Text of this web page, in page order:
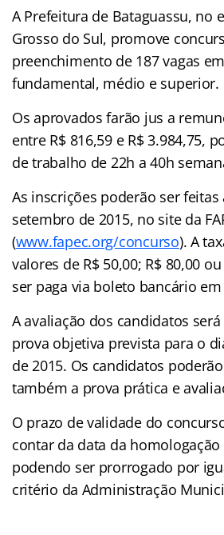
A Prefeitura de Bataguassu, no
Grosso do Sul, promove
preenchimento de 187 vagas
fundamental, médio e superior.
Os aprovados farão jus a
entre R$ 816,59 e R$ 3.984,75,
de trabalho de 22h a 40h
As inscrições poderão ser feitas
setembro de 2015, no site da
(www.fapec.org/concurso). A
valores de R$ 50,00; R$ 80,00
ser paga via boleto bancário
A avaliação dos candidatos
prova objetiva prevista para o
de 2015. Os candidatos
também a prova prática e
O prazo de validade do
contar da data da
podendo ser prorrogado por
critério da Administração